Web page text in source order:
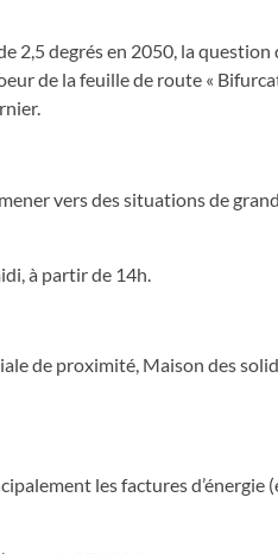
2,5 degrés en 2050, la question
de la feuille de route «
vers des situations de
à partir de 14h.
de proximité, Maison des
les factures d’énergie